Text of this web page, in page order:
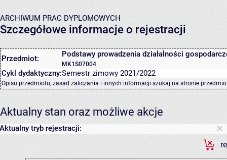
ARCHIWUM PRAC DYPLOMOWYCH
Szczegółowe informacje o rejestracji
Przedmiot: Podstawy prowadzenia działalności
MK1S07004
Cykl dydaktyczny:Semestr zimowy 2021/2022
Opisu przedmiotu, zasad zaliczania i innych informacji szukaj na stronie
Aktualny stan oraz możliwe akcje
Aktualny tryb rejestracji: